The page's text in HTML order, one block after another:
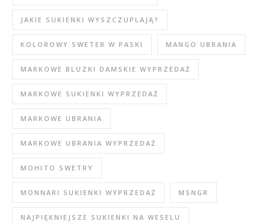
JAKIE SUKIENKI WYSZCZUPLAJĄ?
KOLOROWY SWETER W PASKI MANGO UBRANIA
MARKOWE BLUZKI DAMSKIE WYPRZEDAŻ
MARKOWE SUKIENKI WYPRZEDAŻ
MARKOWE UBRANIA
MARKOWE UBRANIA WYPRZEDAŻ
MOHITO SWETRY
MONNARI SUKIENKI WYPRZEDAŻ MSNGR
NAJPIĘKNIEJSZE SUKIENKI NA WESELU